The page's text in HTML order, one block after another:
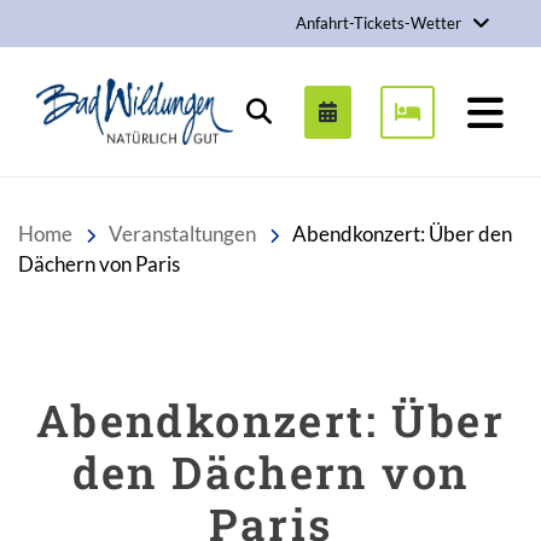
Anfahrt-Tickets-Wetter
Stadt Bad Wildungen
Suchen
Home Veranstaltungen
Abendkonzert: Über den
Dächern von Paris
Abendkonzert: Über
den Dächern von
Paris